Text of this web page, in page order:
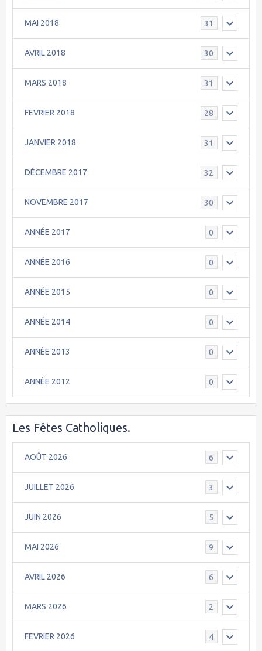
MAI 2018 31
AVRIL 2018 30
MARS 2018 31
FEVRIER 2018 28
JANVIER 2018 31
DÉCEMBRE 2017 32
NOVEMBRE 2017 30
ANNÉE 2017 0
ANNÉE 2016 0
ANNÉE 2015 0
ANNÉE 2014 0
ANNÉE 2013 0
ANNÉE 2012 0
Les Fêtes Catholiques.
AOÛT 2026 6
JUILLET 2026 3
JUIN 2026 5
MAI 2026 9
AVRIL 2026 6
MARS 2026 2
FEVRIER 2026 4